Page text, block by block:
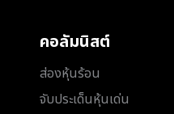
คอลัมนิสต์
ส่องหุ้นร้อน
จับประเด็นหุ้นเด่น